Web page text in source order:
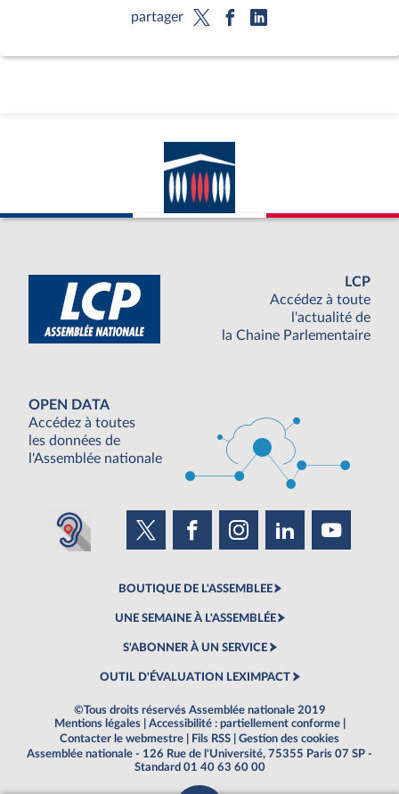
partager
LCP
Accédez à toute
l'actualité de
la Chaine Parlementaire
OPEN DATA
Accédez à toutes
les données de
l'Assemblée nationale
BOUTIQUE DE L'ASSEMBLEE
UNE SEMAINE À L'ASSEMBLÉE
S'ABONNER À UN SERVICE
OUTIL D'ÉVALUATION LEXIMPACT
©Tous droits réservés Assemblée nationale 2019
Mentions légales
Accessibilité : partiellement conforme
Contacter le webmestre
Fils RSS
Gestion des cookies
Assemblée nationale - 126 Rue de l'Université, 75355 Paris 07 SP -
Standard 01 40 63 60 00